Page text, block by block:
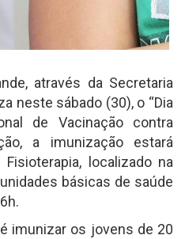
através da Secretaria
neste sábado (30), o “Dia
de Vacinação contra
a imunização estará
localizado na
básicas de saúde
imunizar os jovens de 20